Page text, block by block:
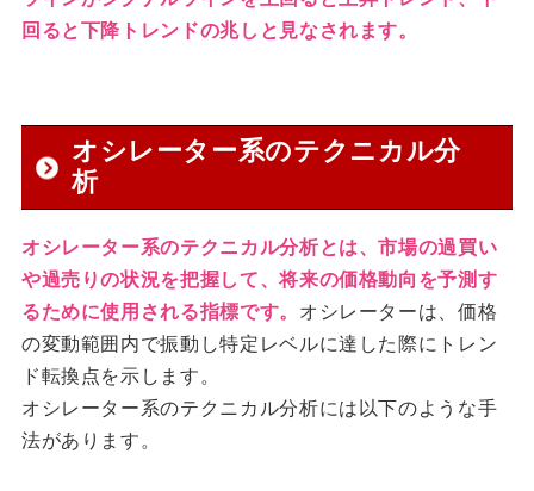
回ると下降トレンドの兆しと見なされます。
オシレーター系のテクニカル分
析
オシレーター系のテクニカル分析とは、市場の過買い
や過売りの状況を把握して、将来の価格動向を予測す
るために使用される指標です。 オシレーターは、価格
の変動範囲内で振動し特定レベルに達した際にトレン
ド転換点を示します。
オシレーター系のテクニカル分析には以下のような手
法があります。